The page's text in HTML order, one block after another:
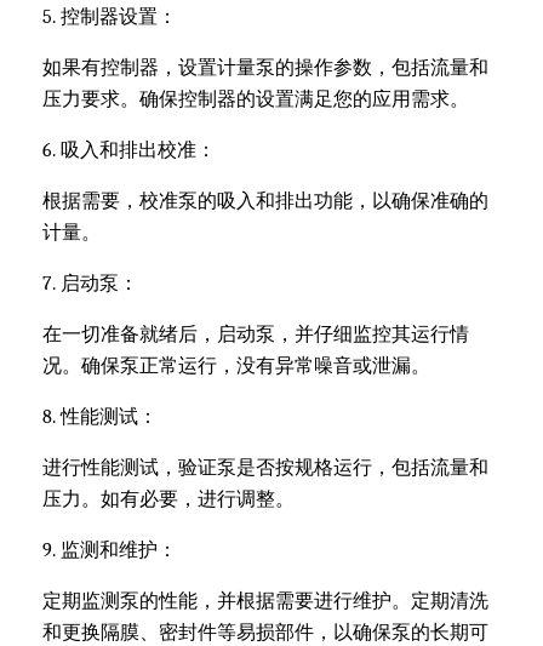
5. 控制器设置：
如果有控制器，设置计量泵的操作参数，包括流量和
压力要求。确保控制器的设置满足您的应用需求。
6. 吸入和排出校准：
根据需要，校准泵的吸入和排出功能，以确保准确的
计量。
7. 启动泵：
在一切准备就绪后，启动泵，并仔细监控其运行情
况。确保泵正常运行，没有异常噪音或泄漏。
8. 性能测试：
进行性能测试，验证泵是否按规格运行，包括流量和
压力。如有必要，进行调整。
9. 监测和维护：
定期监测泵的性能，并根据需要进行维护。定期清洗
和更换隔膜、密封件等易损部件，以确保泵的长期可